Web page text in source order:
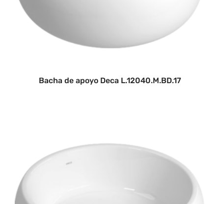
Bacha de apoyo Deca L.12040.M.BD.17